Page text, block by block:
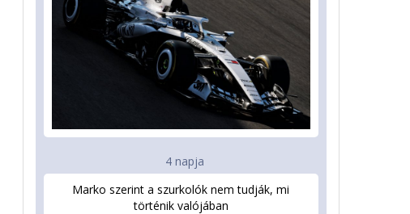
4 napja
Marko szerint a szurkolók nem tudják, mi
történik valójában